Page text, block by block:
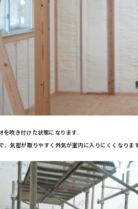
を吹き付けた状態になります.
、気密が取りやすく外気が室内に入りにくくなりま